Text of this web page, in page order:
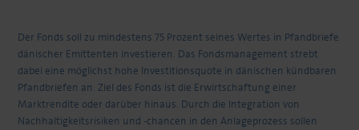
Der Fonds soll zu mindestens 75 Prozent seines Wertes in Pfandbriefe
dänischer Emittenten investieren. Das Fondsmanagement strebt
dabei eine möglichst hohe Investitionsquote in dänischen kündbaren
Pfandbriefen an. Ziel des Fonds ist die Erwirtschaftung einer
Marktrendite oder darüber hinaus. Durch die Integration von
Nachhaltigkeitsrisiken und -chancen in den Anlageprozess sollen